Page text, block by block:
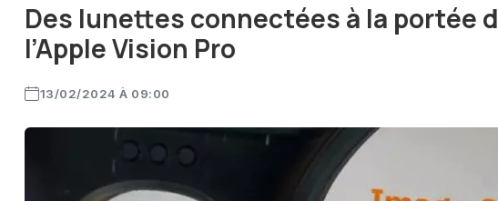
Des lunettes connectées à la portée
l’Apple Vision Pro
13/02/2024 À 09:00